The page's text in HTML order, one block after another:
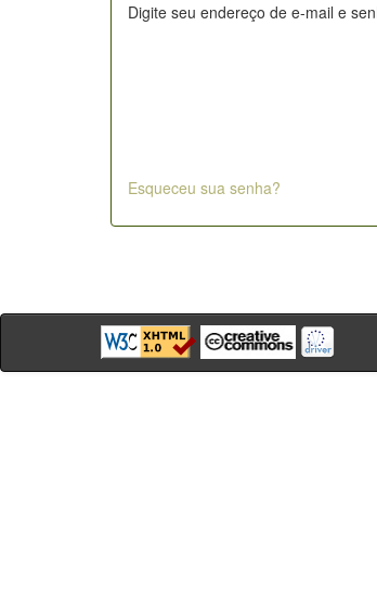
Digite seu endereço de e-mail e
Esqueceu sua senha?